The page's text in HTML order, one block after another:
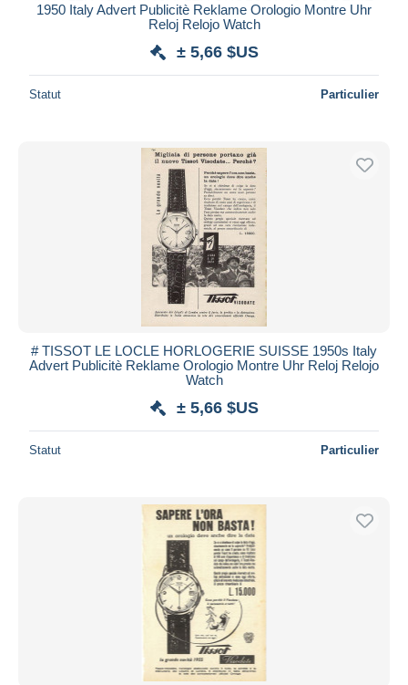
1950 Italy Advert Publicitè Reklame Orologio Montre Uhr
Reloj Relojo Watch
± 5,66 $US
Statut Particulier
# TISSOT LE LOCLE HORLOGERIE SUISSE 1950s Italy
Advert Publicitè Reklame Orologio Montre Uhr Reloj Relojo
Watch
± 5,66 $US
Statut Particulier